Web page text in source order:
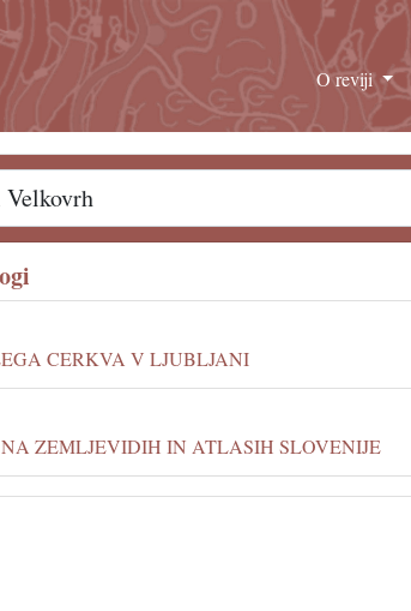
O reviji
CERKVA V LJUBLJANI
ZEMLJEVIDIH IN ATLASIH SLOVENIJE